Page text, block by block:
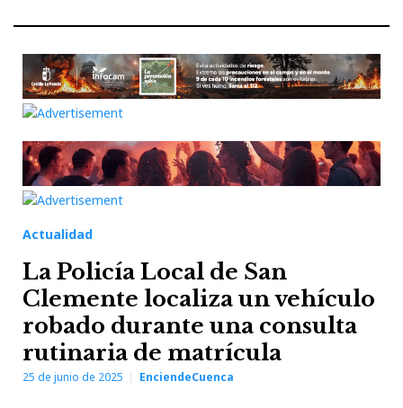
Actualidad
La Policía Local de San
Clemente localiza un vehículo
robado durante una consulta
rutinaria de matrícula
25 de junio de 2025 EnciendeCuenca